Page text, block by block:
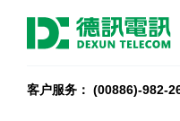
客户服务： (00886)-982-